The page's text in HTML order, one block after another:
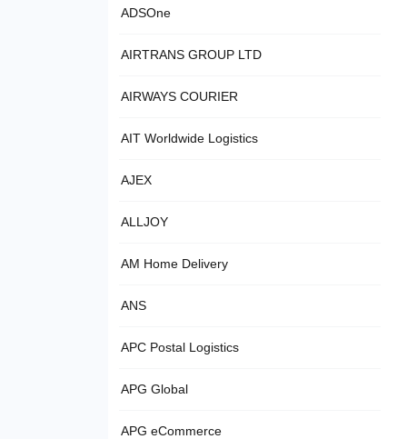
ADSOne
AIRTRANS GROUP LTD
AIRWAYS COURIER
AIT Worldwide Logistics
AJEX
ALLJOY
AM Home Delivery
ANS
APC Postal Logistics
APG Global
APG eCommerce